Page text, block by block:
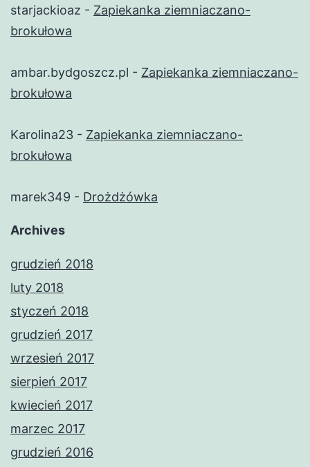
starjackioaz - Zapiekanka ziemniaczano-
brokułowa
ambar.bydgoszcz.pl - Zapiekanka ziemniaczano-
brokułowa
Karolina23 - Zapiekanka ziemniaczano-
brokułowa
marek349 - Drożdżówka
Archives
grudzień 2018
luty 2018
styczeń 2018
grudzień 2017
wrzesień 2017
sierpień 2017
kwiecień 2017
marzec 2017
grudzień 2016